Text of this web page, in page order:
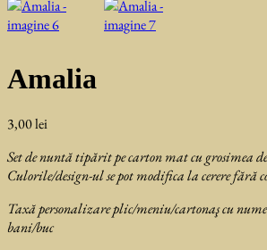
Amalia
3,00lei
Set de nuntă tipărit pe carton mat cu grosimea
Culorile/design-ul se pot modifica la cerere fără
Taxă personalizare plic/meniu/cartonaş cu
bani/buc